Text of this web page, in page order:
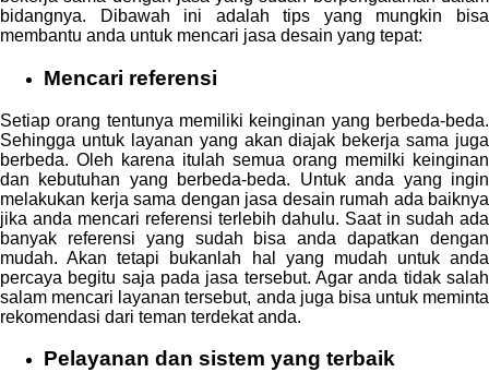
bidangnya. Dibawah ini adalah tips yang mungkin bisa
membantu anda untuk mencari jasa desain yang tepat:
Mencari referensi
Setiap orang tentunya memiliki keinginan yang berbeda-beda.
Sehingga untuk layanan yang akan diajak bekerja sama juga
berbeda. Oleh karena itulah semua orang memilki keinginan
dan kebutuhan yang berbeda-beda. Untuk anda yang ingin
melakukan kerja sama dengan jasa desain rumah ada baiknya
jika anda mencari referensi terlebih dahulu. Saat in sudah ada
banyak referensi yang sudah bisa anda dapatkan dengan
mudah. Akan tetapi bukanlah hal yang mudah untuk anda
percaya begitu saja pada jasa tersebut. Agar anda tidak salah
salam mencari layanan tersebut, anda juga bisa untuk meminta
rekomendasi dari teman terdekat anda.
Pelayanan dan sistem yang terbaik